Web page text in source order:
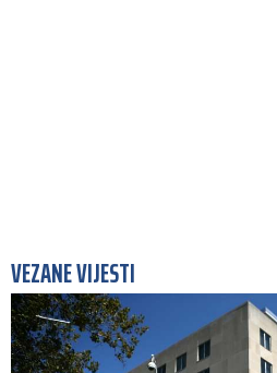
VEZANE VIJESTI